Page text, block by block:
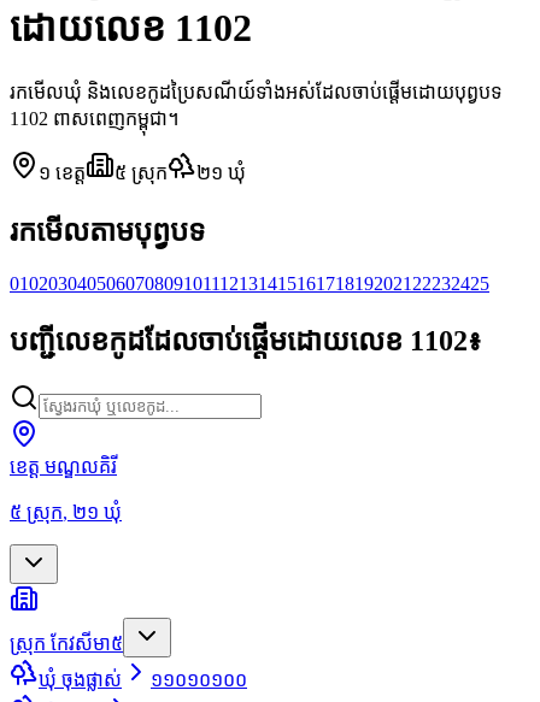
ដោយលេខ 1102
រកមើលឃុំ និងលេខកូដប្រៃសណីយ៍ទាំងអស់ដែលចាប់ផ្តើមដោយបុព្វបទ
1102 ពាសពេញកម្ពុជា។
១ ខេត្ត ៥ ស្រុក ២១ ឃុំ
រកមើលតាមបុព្វបទ
010203040506070809101112131415161718192021 22232425
បញ្ជីលេខកូដដែលចាប់ផ្តើមដោយលេខ 1102៖
ខេត្ត មណ្ឌលគិរី
៥ ស្រុក, ២១ ឃុំ
ស្រុក កែវសីមា៥
ឃុំ ចុងផ្លាស់
១១០១០១០០